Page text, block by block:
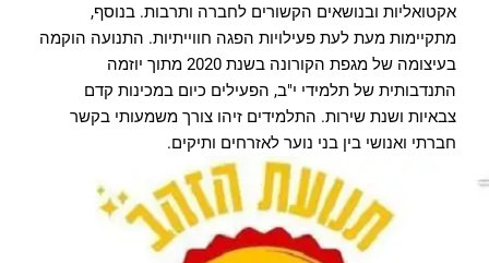
אקטואליות ובנושאים הקשורים לחברה ותרבות. בנוסף,
מתקיימות מעת לעת פעילויות הפגה חווייתיות. התנועה הוקמה
בעיצומה של מגפת הקורונה בשנת 2020 מתוך יוזמה
התנדבותית של תלמידי י"ב, הפעילים כיום במכינות קדם
צבאיות ושנת שירות. התלמידים זיהו צורך משמעותי בקשר
חברתי ואנושי בין בני נוער לאזרחים ותיקים.